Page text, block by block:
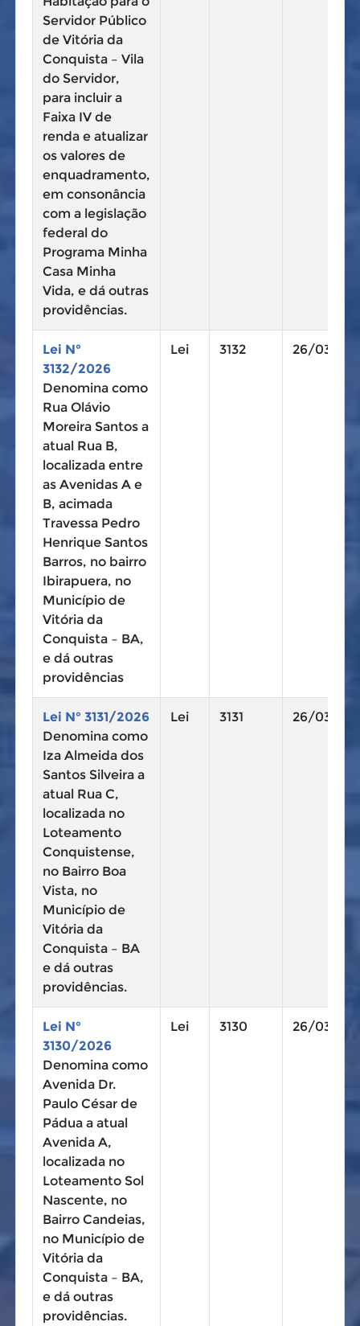
Servidor Público
de Vitória da
Conquista – Vila
do Servidor,
para incluir a
Faixa IV de
renda e atualizar
os valores de
enquadramento,
em consonância
com a legislação
federal do
Programa Minha
Casa Minha
Vida, e dá outras
providências.
Lei N°
3132/2026
Denomina como
Rua Olávio
Moreira Santos a
atual Rua B,
localizada entre
as Avenidas A e
B, acimada
Travessa Pedro
Henrique Santos
Barros, no bairro
Ibirapuera, no
Município de
Vitória da
Conquista – BA,
e dá outras
providências
Lei 3132 26/03/
Lei N° 3131/2026
Denomina como
Iza Almeida dos
Santos Silveira a
atual Rua C,
localizada no
Loteamento
Conquistense,
no Bairro Boa
Vista, no
Município de
Vitória da
Conquista – BA
e dá outras
providências.
Lei 3131 26/03/
Lei N°
3130/2026
Denomina como
Avenida Dr.
Paulo César de
Pádua a atual
Avenida A,
localizada no
Loteamento Sol
Nascente, no
Bairro Candeias,
no Município de
Vitória da
Conquista – BA,
e dá outras
providências.
Lei 3130 26/03/